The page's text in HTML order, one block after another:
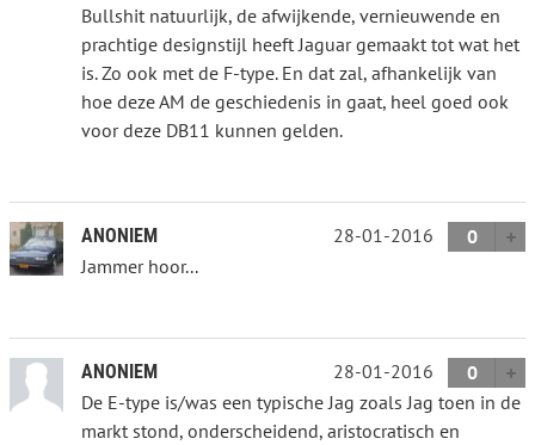
Bullshit natuurlijk, de afwijkende, vernieuwende en
prachtige designstijl heeft Jaguar gemaakt tot wat het
is. Zo ook met de F-type. En dat zal, afhankelijk van
hoe deze AM de geschiedenis in gaat, heel goed ook
voor deze DB11 kunnen gelden.
ANONIEM 28-01-2016
0
Jammer hoor...
ANONIEM 28-01-2016
0
De E-type is/was een typische Jag zoals Jag toen in de
markt stond, onderscheidend, aristocratisch en